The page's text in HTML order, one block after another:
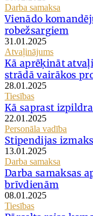
Darba samaksa
Vienādo
robežsargiem
31.01.2025
Atvaļinājums
Kā aprēķināt
strādā vairākos
28.01.2025
Tiesības
Kā saprast
22.01.2025
Personāla vadība
Stipendijas
13.01.2025
Darba samaksa
Darba samaksas
brīvdienām
08.01.2025
Tiesības